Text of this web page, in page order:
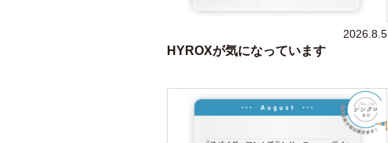
2026.8.5
HYROXが気になっています